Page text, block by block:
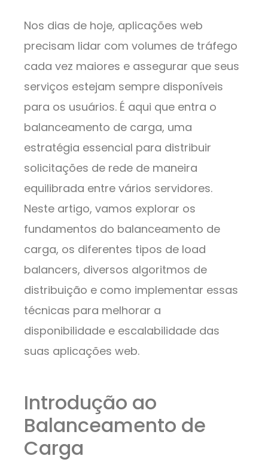
Nos dias de hoje, aplicações web
precisam lidar com volumes de tráfego
cada vez maiores e assegurar que seus
serviços estejam sempre disponíveis
para os usuários. É aqui que entra o
balanceamento de carga, uma
estratégia essencial para distribuir
solicitações de rede de maneira
equilibrada entre vários servidores.
Neste artigo, vamos explorar os
fundamentos do balanceamento de
carga, os diferentes tipos de load
balancers, diversos algoritmos de
distribuição e como implementar essas
técnicas para melhorar a
disponibilidade e escalabilidade das
suas aplicações web.
Introdução ao
Balanceamento de
Carga